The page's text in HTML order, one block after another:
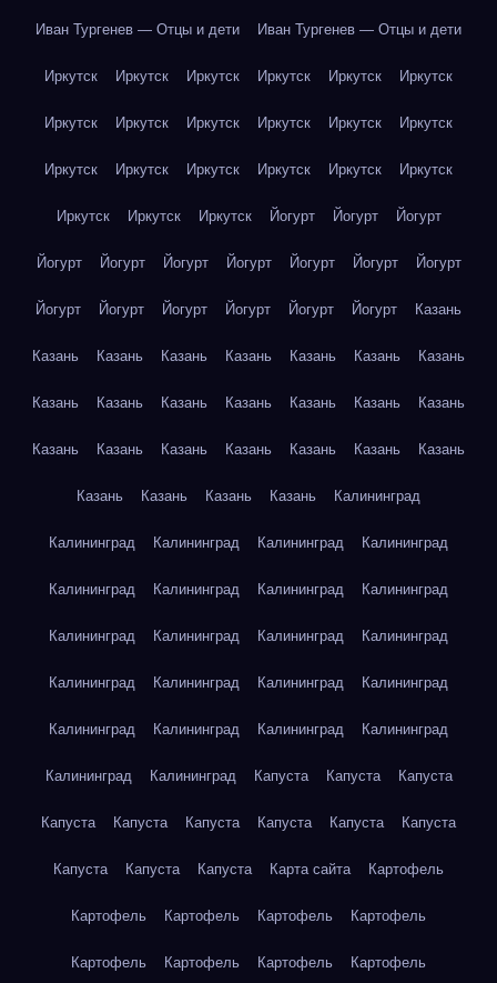
Иван Тургенев — Отцы и дети Иван Тургенев — Отцы и дети
Иркутск Иркутск Иркутск Иркутск Иркутск Иркутск
Иркутск Иркутск Иркутск Иркутск Иркутск Иркутск
Иркутск Иркутск Иркутск Иркутск Иркутск Иркутск
Иркутск Иркутск Иркутск Йогурт Йогурт Йогурт
Йогурт Йогурт Йогурт Йогурт Йогурт Йогурт Йогурт
Йогурт Йогурт Йогурт Йогурт Йогурт Йогурт Казань
Казань Казань Казань Казань Казань Казань Казань
Казань Казань Казань Казань Казань Казань Казань
Казань Казань Казань Казань Казань Казань Казань
Казань Казань Казань Казань Калининград
Калининград Калининград Калининград Калининград
Калининград Калининград Калининград Калининград
Калининград Калининград Калининград Калининград
Калининград Калининград Калининград Калининград
Калининград Калининград Калининград Калининград
Калининград Калининград Капуста Капуста Капуста
Капуста Капуста Капуста Капуста Капуста Капуста
Капуста Капуста Капуста Карта сайта Картофель
Картофель Картофель Картофель Картофель
Картофель Картофель Картофель Картофель